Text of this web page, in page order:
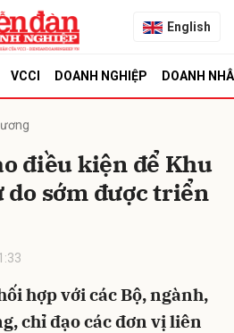
English
VCCI DOANH NGHIỆP DOANH
điều kiện để Khu
sớm được triển
hợp với các Bộ, ngành,
chỉ đạo các đơn vị liên
Hủy